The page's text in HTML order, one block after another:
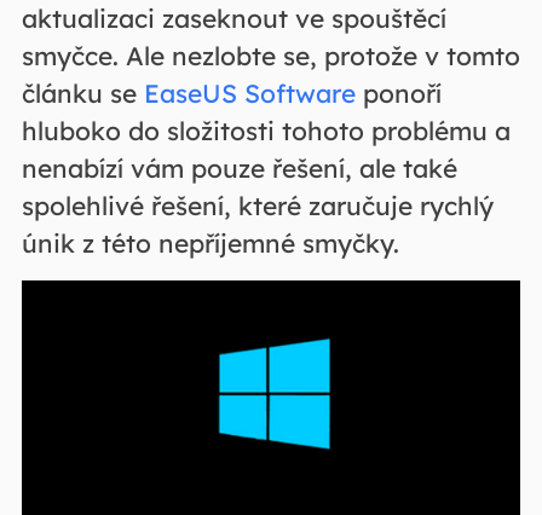
aktualizaci zaseknout ve spouštěcí
smyčce. Ale nezlobte se, protože v tomto
článku se EaseUS Softwareponoří
hluboko do složitosti tohoto problému a
nenabízí vám pouze řešení, ale také
spolehlivé řešení, které zaručuje rychlý
únik z této nepříjemné smyčky.